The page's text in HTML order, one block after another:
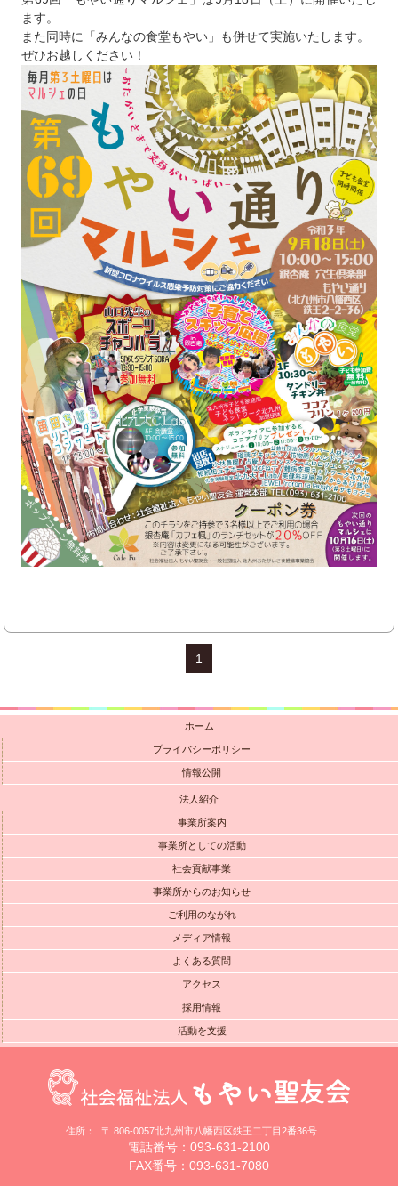
ます。
また同時に「みんなの食堂もやい」も併せて実施いたします。
ぜひお越しください！
1
ホーム
プライバシーポリシー
情報公開
法人紹介
事業所案内
事業所としての活動
社会貢献事業
事業所からのお知らせ
ご利用のながれ
メディア情報
よくある質問
アクセス
採用情報
活動を支援
住所： 〒 806-0057北九州市八幡西区鉄王二丁目2番36号
電話番号：093-631-2100
FAX番号：093-631-7080